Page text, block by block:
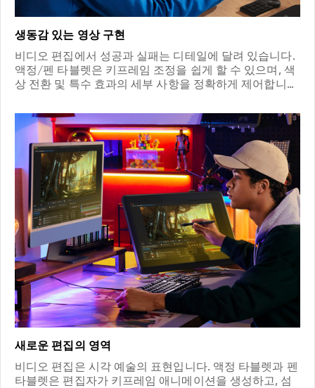
생동감 있는 영상 구현
비디오 편집에서 성공과 실패는 디테일에 달려 있습니다.
액정/펜 타블렛은 키프레임 조정을 쉽게 할 수 있으며, 색
상 전환 및 특수 효과의 세부 사항을 정확하게 제어합니
니다.
새로운 편집의 영역
비디오 편집은 시각 예술의 표현입니다. 액정 타블렛과 펜
타블렛은 편집자가 키프레임 애니메이션을 생성하고, 섬